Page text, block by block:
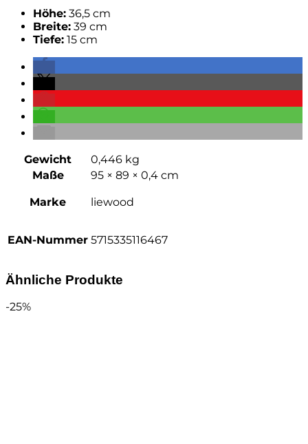
Höhe: 36,5 cm
Breite: 39 cm
Tiefe: 15 cm
Gewicht
0,446 kg
Maße
95 × 89 × 0,4 cm
Marke liewood
EAN-Nummer 5715335116467
Ähnliche Produkte
-25%